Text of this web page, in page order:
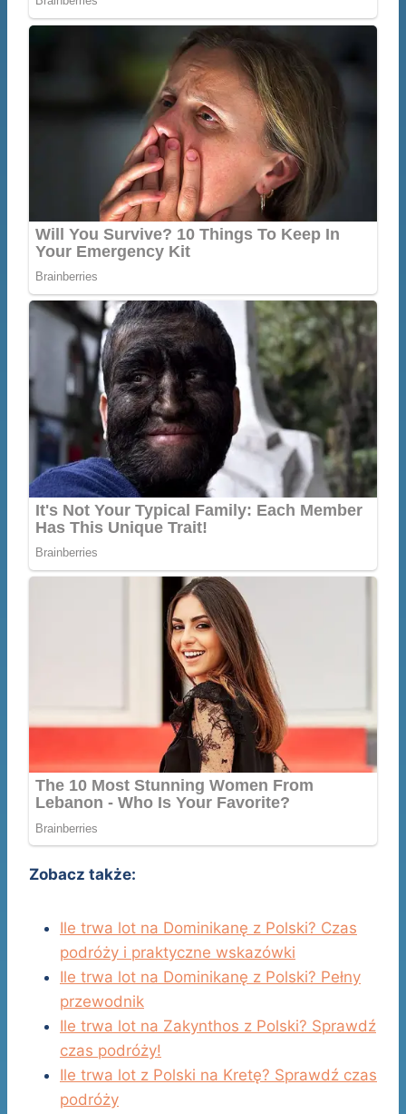
Zobacz także:
Ile trwa lot na Dominikanę z Polski? Czas
podróży i praktyczne wskazówki
Ile trwa lot na Dominikanę z Polski? Pełny
przewodnik
Ile trwa lot na Zakynthos z Polski? Sprawdź
czas podróży!
Ile trwa lot z Polski na Kretę? Sprawdź czas
podróży